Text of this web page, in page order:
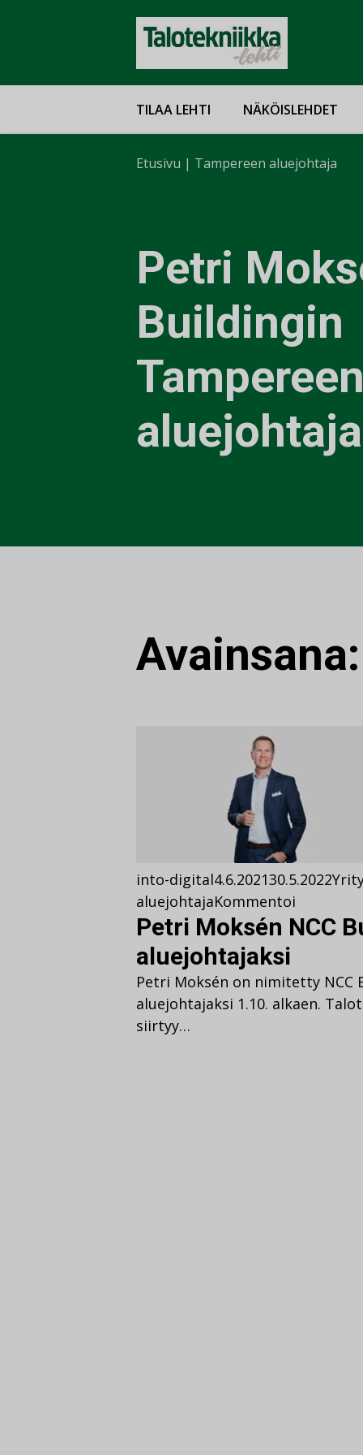
TILAA LEHTI NÄKÖISLEHDET
Etusivu | Tampereen aluejohtaja
Petri
Buildingin
into-digital4.6.202130.5.2022
aluejohtajaKommentoi
Petri Moksén NCC
aluejohtajaksi
Petri Moksén on nimitetty NCC
aluejohtajaksi 1.10. alkaen.
siirtyy…